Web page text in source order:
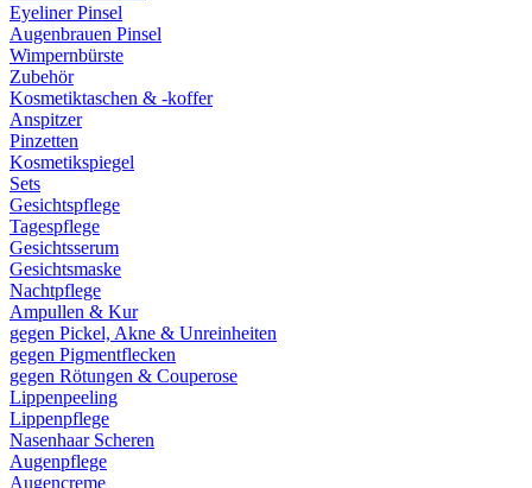
Eyeliner Pinsel
Augenbrauen Pinsel
Wimpernbürste
Zubehör
Kosmetiktaschen & -koffer
Anspitzer
Pinzetten
Kosmetikspiegel
Sets
Gesichtspflege
Tagespflege
Gesichtsserum
Gesichtsmaske
Nachtpflege
Ampullen & Kur
gegen Pickel, Akne & Unreinheiten
gegen Pigmentflecken
gegen Rötungen & Couperose
Lippenpeeling
Lippenpflege
Nasenhaar Scheren
Augenpflege
Augencreme